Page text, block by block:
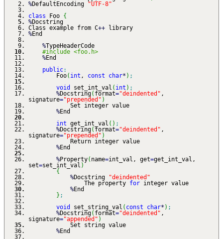
%DefaultEncoding
"UTF-8"
class Foo {
%Docstring
Class example from C++ library
%End
%TypeHeaderCode
#include <foo.h>
%End
public:
Foo( int , const char* ) ;
void
set_int_val ( int ) ;
%Docstring( format="deindented" ,
signature="prepended" )
Set integer value
%End
int get_int_val ( ) ;
%Docstring( format="deindented" ,
signature="prepended" )
Return integer value
%End
%Property( name=int_val, get=get_int_val,
set=set_int_val )
{
%Docstring
"deindented"
The property for integer value
%End
} ;
void
set_string_val ( const char* ) ;
%Docstring( format="deindented" ,
signature="appended" )
Set string value
%End